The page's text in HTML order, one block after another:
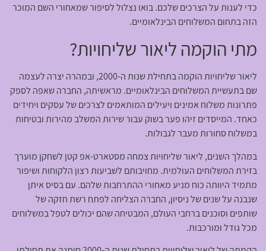
כדי לענות על הצרכים שלכם. בואו נצלול לסיפור שמאחורי השם המוכר
הזה בתחום המשלוחים הבינלאומיים.
מתי הוקמה ליאור שליחויות?
ליאור שליחויות הוקמה בתחילת שנות ה-2000, ובמהרה יצרה לעצמה
שם בתעשיית המשלוחים הבינלאומיים. מראשיתה, החברה שאפה לספק
פתרונות משלוח אמינים ויעילים המותאמים לצרכים של עסקים ויחידים
כאחד. המייסדים זיהו פער בשוק עבור שירות המשלב מהירות ובטיחות
במשלוח סחורות מעבר לגבולות.
במהלך השנים, ליאור שליחויות צמחה מסטארט-אפ קטן לשחקן מוערך
בזירת המשלוחים העולמית. מחויבותם לשביעות רצון הלקוחות ושיפור
מתמיד היוותה כוח מניע מאחורי ההתרחבות שלהם. עם בסיס איתן
שנבנה על שנים של ניסיון, החברה הצליחה לפתח רשת חזקה של
שותפים וסוכנים ברחבי העולם, המבטיחה שהם יכולים לטפל במשלוחים
מכל גודל ומורכבות.